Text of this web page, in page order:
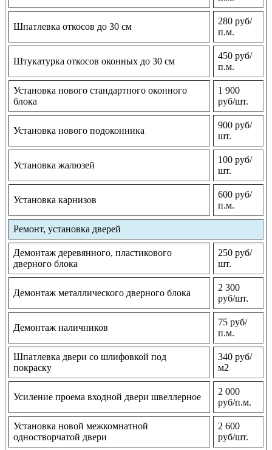
Шпатлевка откосов до 30 см
280 руб/
п.м.
Штукатурка откосов оконных до 30 см
450 руб/
п.м.
Установка нового стандартного оконного
блока
1 900
руб/шт.
Установка нового подоконника
900 руб/
шт.
Установка жалюзей
100 руб/
шт.
Установка карнизов
600 руб/
п.м.
Ремонт, установка дверей
Демонтаж деревянного, пластикового
дверного блока
250 руб/
шт.
Демонтаж металлического дверного блока
2 300
руб/шт.
Демонтаж наличников
75 руб/
п.м.
Шпатлевка двери со шлифовкой под
покраску
340 руб/
м2
Усиление проема входной двери швеллерное
2 000
руб/п.м.
Установка новой межкомнатной
одностворчатой двери
2 600
руб/шт.